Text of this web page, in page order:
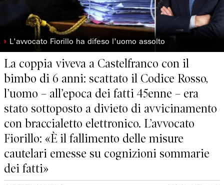
◗ L'avvocato Fiorillo ha difeso l'uomo assolto
La coppia viveva a Castelfranco con il
bimbo di 6 anni: scattato il Codice Rosso,
l’uomo – all’epoca dei fatti 45enne – era
stato sottoposto a divieto di avvicinamento
con braccialetto elettronico. L’avvocato
Fiorillo: «È il fallimento delle misure
cautelari emesse su cognizioni sommarie
dei fatti»